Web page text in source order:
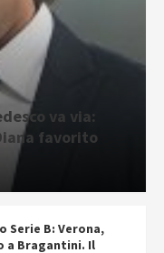
va via:
favorito
Serie B: Verona,
a Bragantini. Il